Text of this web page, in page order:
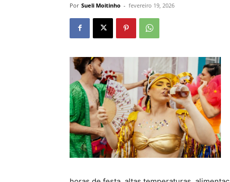
Por Sueli Moitinho - fevereiro 19, 2026